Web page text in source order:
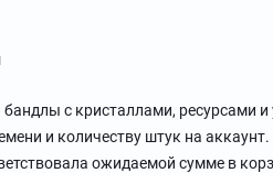
с кристаллами, ресурсами
и количеству штук на
ожидаемой сумме в